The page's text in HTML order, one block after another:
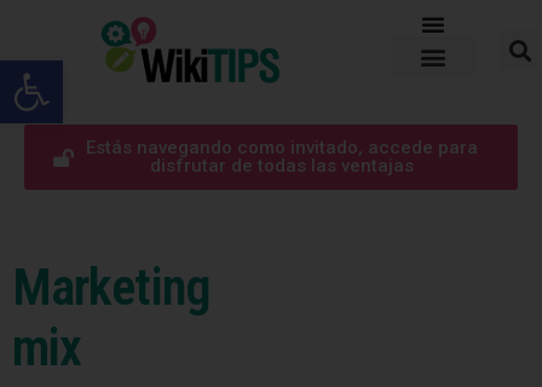
Abrir barra de herramientas
Estás navegando como invitado, accede para
disfrutar de todas las ventajas
Marketing
mix